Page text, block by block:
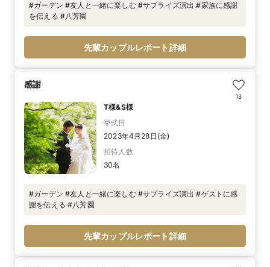
#ガーデン #友人と一緒に楽しむ #サプライズ演出 #家族に感謝
を伝える #八芳園
先輩カップルレポート詳細
感謝
13
T様&S様
挙式日
2023年4月28日(金)
招待人数
30名
#ガーデン #友人と一緒に楽しむ #サプライズ演出 #ゲストに感
謝を伝える #八芳園
先輩カップルレポート詳細